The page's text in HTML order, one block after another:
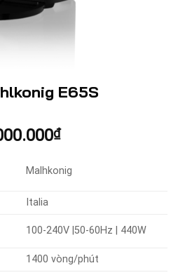
E65S
₫Giá
tại
Malhkonig
Italia
100-240V |50-60Hz | 440W
1400 vòng/phút